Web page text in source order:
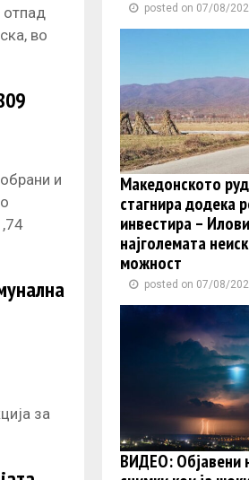
отпад
во
и
за
posted on 07/08/
Македонското
стагнира додека
инвестира –
најголемата
можност
posted on 07/08/
ВИДЕО: Објавени